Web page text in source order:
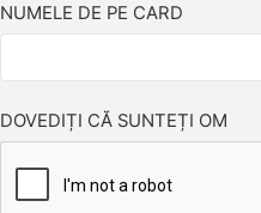
NUMELE DE PE CARD
DOVEDIȚI CĂ SUNTEȚI OM